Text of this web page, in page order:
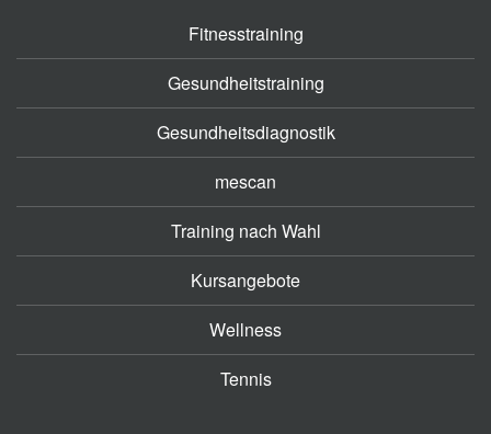
Fitnesstraining
Gesundheitstraining
Gesundheitsdiagnostik
mescan
Training nach Wahl
Kursangebote
Wellness
Tennis